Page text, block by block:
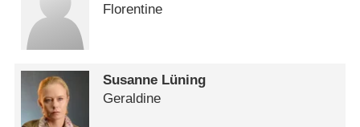
Florentine
Susanne Lüning
Geraldine